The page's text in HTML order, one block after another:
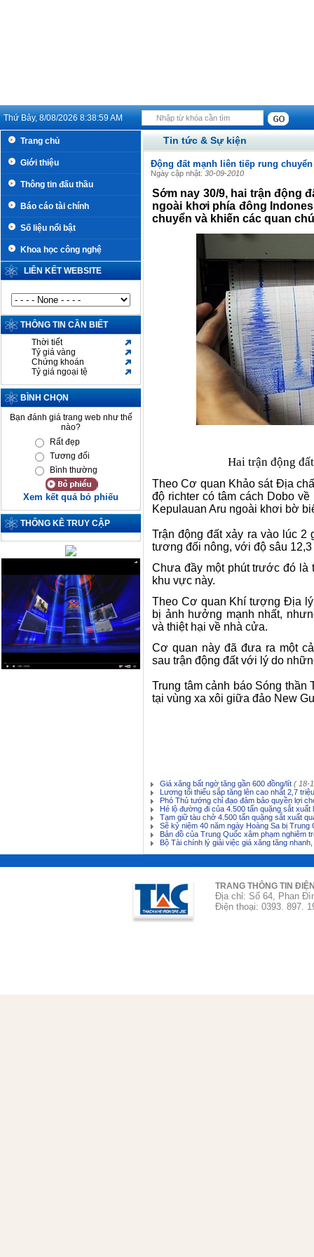
Thứ Bảy, 8/08/2026 8:38:59 AM
Trang chủ
Giới thiệu
Thông tin đấu thầu
Báo cáo tài chính
Số liệu nổi bật
Khoa học công nghệ
LIÊN KẾT WEBSITE
THÔNG TIN CẦN BIẾT
Thời tiết
Tỷ giá vàng
Chứng khoán
Tỷ giá ngoại tệ
BÌNH CHỌN
Bạn đánh giá trang web như thế
nào?
Rất đẹp
Tương đối
Bình thường
Xem kết quả bỏ phiếu
THỐNG KÊ TRUY CẬP
Tin tức & Sự kiện
Động đất mạnh liên tiếp rung
Ngày cập nhật: 30-09-2010
Sớm nay 30/9, hai trận động
ngoài khơi phía đông
chuyển và khiến các quan
Hai trận động
Theo Cơ quan Khảo sát Địa
độ richter có tâm cách Dobo
Kepulauan Aru ngoài khơi bờ
Trận động đất xảy ra vào lúc
tương đối nông, với độ sâu
Chưa đầy một phút trước đó là
khu vực này.
Theo Cơ quan Khí tượng Địa
bị ảnh hưởng mạnh nhất,
và thiệt hại về nhà cửa.
Cơ quan này đã đưa ra một
sau trận động đất với lý do
Trung tâm cảnh báo Sóng
tại vùng xa xôi giữa đảo New
Giá xăng bất ngờ tăng gần 600 đồng/lít ( 18-
Lương tối thiểu sắp tăng lên cao nhất 2,7
Phó Thủ tướng chỉ đạo đảm bảo quyền lợi
Hé lộ đường đi của 4.500 tấn quặng sắt xuất
Tạm giữ tàu chở 4.500 tấn quặng sắt xuất
Sẽ kỷ niệm 40 năm ngày Hoàng Sa bị
Bản đồ của Trung Quốc xâm phạm nghiêm
Bộ Tài chính lý giải việc giá xăng tăng
TRANG THÔNG TIN
Địa chỉ: Số 64, Phan
Điện thoại: 0393. 897.